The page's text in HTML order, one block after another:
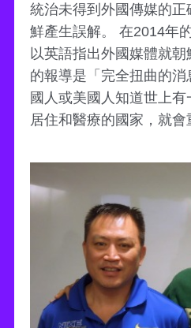
統治未得到外國傳媒的
鮮產生誤解。 在2014年
以英語指出外國媒體就
的報導是「完全扭曲的
國人或美國人知道世上有
居住和醫療的國家，就會